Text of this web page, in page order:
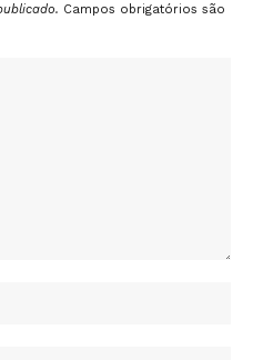
Campos obrigatórios são